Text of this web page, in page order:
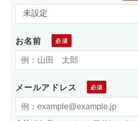
お名前
メールアドレス